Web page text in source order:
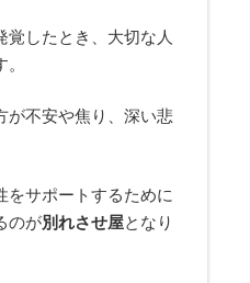
したとき、大切な人
が不安や焦り、深い悲
をサポートするために
のが別れさせ屋となり